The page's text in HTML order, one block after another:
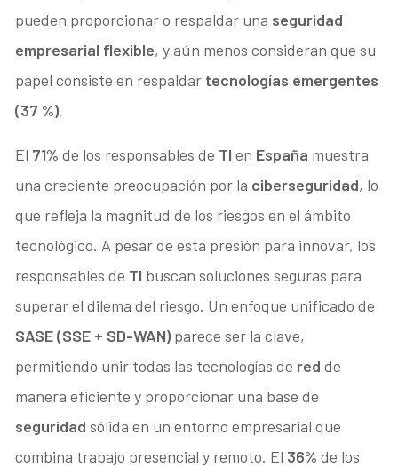
pueden proporcionar o respaldar una seguridad
empresarial flexible, y aún menos consideran que su
papel consiste en respaldar tecnologías emergentes
(37 %).
El 71% de los responsables de TI en España muestra
una creciente preocupación por la ciberseguridad, lo
que refleja la magnitud de los riesgos en el ámbito
tecnológico. A pesar de esta presión para innovar, los
responsables de TI buscan soluciones seguras para
superar el dilema del riesgo. Un enfoque unificado de
SASE (SSE + SD-WAN) parece ser la clave,
permitiendo unir todas las tecnologías de red de
manera eficiente y proporcionar una base de
seguridad sólida en un entorno empresarial que
combina trabajo presencial y remoto. El 36% de los